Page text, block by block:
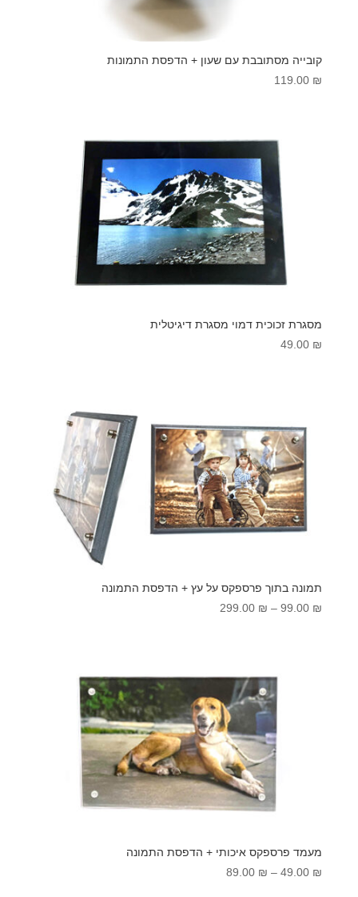
קובייה מסתובבת עם שעון + הדפסת התמונות
119.00 ₪
מסגרת זכוכית דמוי מסגרת דיגיטלית
49.00 ₪
תמונה בתוך פרספקס על עץ + הדפסת התמונה
99.00 ₪
–
299.00 ₪
טווח
⁦299.00 ₪⁩
מעמד פרספקס איכותי + הדפסת התמונה
49.00 ₪
–
89.00 ₪
טווח